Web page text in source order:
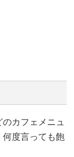
カフェメニュ
度言っても飽